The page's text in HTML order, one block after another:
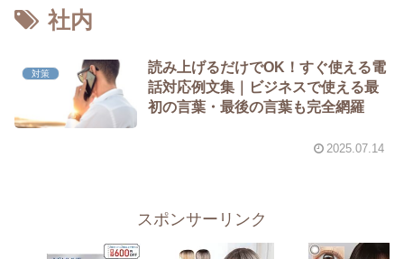
社内
対策
読み上げるだけでOK！すぐ使える電
話対応例文集｜ビジネスで使える最
初の言葉・最後の言葉も完全網羅
2025.07.14
スポンサーリンク